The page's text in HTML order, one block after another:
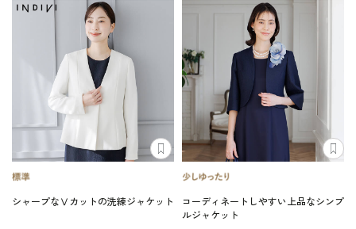
シャープなⅤカットの洗練ジャケット
コーディネートしやすい上品なシンプ
ルジャケット